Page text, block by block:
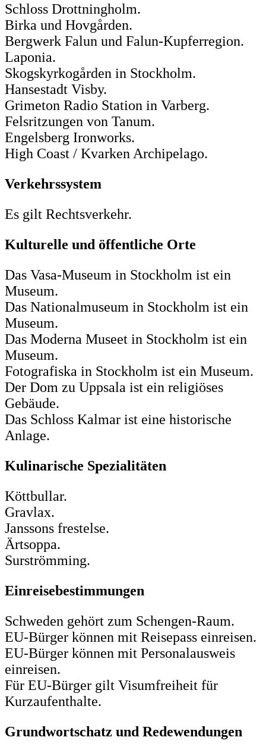
Schloss Drottningholm.
Birka und Hovgården.
Bergwerk Falun und Falun-Kupferregion.
Laponia.
Skogskyrkogården in Stockholm.
Hansestadt Visby.
Grimeton Radio Station in Varberg.
Felsritzungen von Tanum.
Engelsberg Ironworks.
High Coast / Kvarken Archipelago.
Verkehrssystem
Es gilt Rechtsverkehr.
Kulturelle und öffentliche Orte
Das Vasa-Museum in Stockholm ist ein
Museum.
Das Nationalmuseum in Stockholm ist ein
Museum.
Das Moderna Museet in Stockholm ist ein
Museum.
Fotografiska in Stockholm ist ein Museum.
Der Dom zu Uppsala ist ein religiöses
Gebäude.
Das Schloss Kalmar ist eine historische
Anlage.
Kulinarische Spezialitäten
Köttbullar.
Gravlax.
Janssons frestelse.
Ärtsoppa.
Surströmming.
Einreisebestimmungen
Schweden gehört zum Schengen-Raum.
EU-Bürger können mit Reisepass einreisen.
EU-Bürger können mit Personalausweis
einreisen.
Für EU-Bürger gilt Visumfreiheit für
Kurzaufenthalte.
Grundwortschatz und Redewendungen